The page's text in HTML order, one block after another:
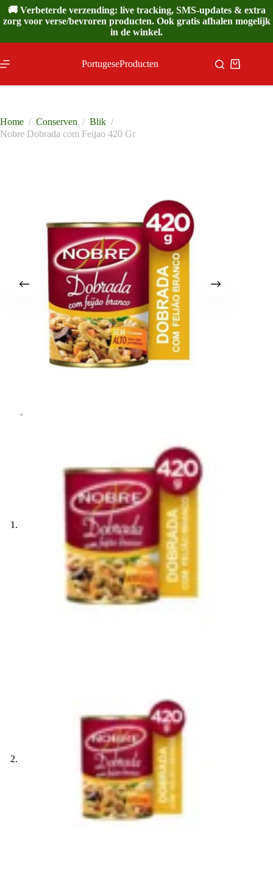
Ga
naar
de
🚚 Verbeterde verzending: live tracking, SMS-updates & extra
zorg voor verse/bevroren producten. Ook gratis afhalen mogelijk
in de winkel.
PortugeseProducten
Home / Conserven / Blik /
Nobre Dobrada com Feijao 420 Gr